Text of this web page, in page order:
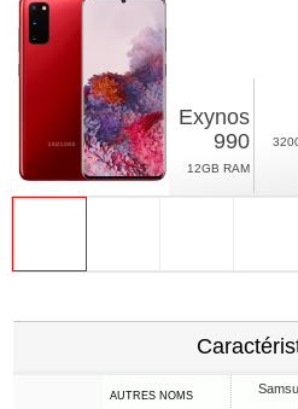
Exynos
990
12GB RAM
AUTRES NOMS